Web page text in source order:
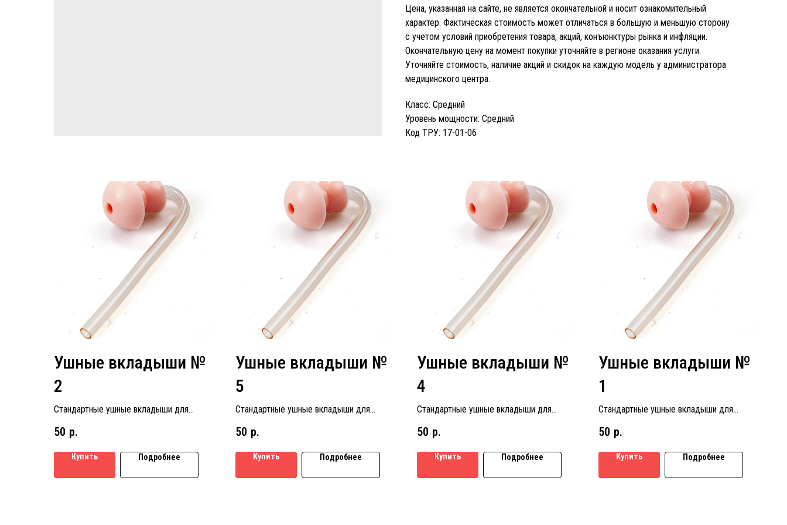
Цена, указанная на сайте, не является окончательной и носит ознакомительный
характер. Фактическая стоимость может отличаться в большую и меньшую сторону
с учетом условий приобретения товара, акций, конъюнктуры рынка и инфляции.
Окончательную цену на момент покупки уточняйте в регионе оказания услуги.
Уточняйте стоимость, наличие акций и скидок на каждую модель у администратора
медицинского центра.
Класс: Средний
Уровень мощности: Средний
Код ТРУ: 17-01-06
Ушные вкладыши №
2
Стандартные ушные вкладыши для
50 р.
Купить Подробнее
Ушные вкладыши №
5
Стандартные ушные вкладыши для
50 р.
Купить Подробнее
Ушные вкладыши №
4
Стандартные ушные вкладыши для
50 р.
Купить Подробнее
Ушные вкладыши №
1
Стандартные ушные вкладыши для
50 р.
Купить Подробнее